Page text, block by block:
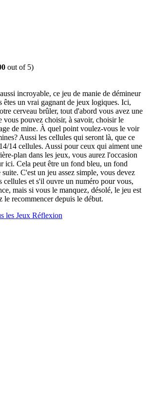
out of 5)
incroyable, ce jeu de manie de démineur
êtes un vrai gagnant de jeux logiques. Ici,
cerveau brûler, tout d'abord vous avez une
vous pouvez choisir, à savoir, choisir le
de mine. À quel point voulez-vous le voir
Aussi les cellules qui seront là, que ce
14 cellules. Aussi pour ceux qui aiment une
plan dans les jeux, vous aurez l'occasion
ici. Cela peut être un fond bleu, un fond
C'est un jeu assez simple, vous devez
cellules et s'il ouvre un numéro pour vous,
mais si vous le manquez, désolé, le jeu est
le recommencer depuis le début.
les Jeux Réflexion